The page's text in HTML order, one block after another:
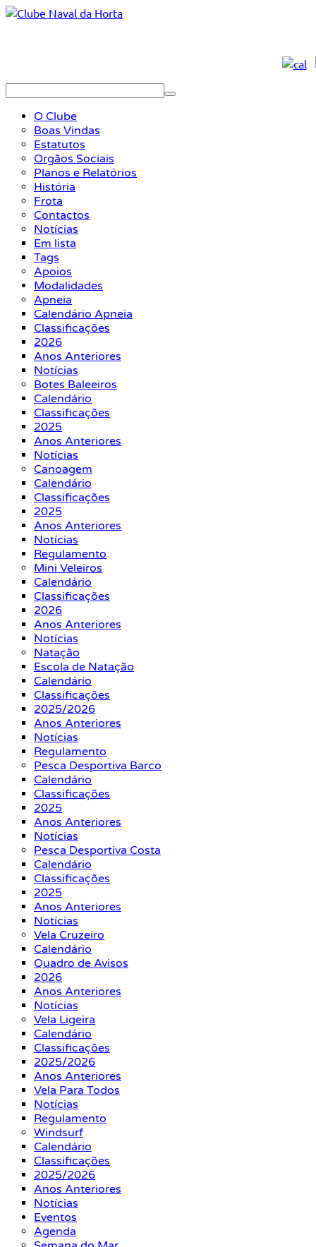
O Clube
Boas Vindas
Estatutos
Orgãos Sociais
Planos e Relatórios
História
Frota
Contactos
Notícias
Em lista
Tags
Apoios
Modalidades
Apneia
Calendário Apneia
Classificações
2026
Anos Anteriores
Notícias
Botes Baleeiros
Calendário
Classificações
2025
Anos Anteriores
Notícias
Canoagem
Calendário
Classificações
2025
Anos Anteriores
Notícias
Regulamento
Mini Veleiros
Calendário
Classificações
2026
Anos Anteriores
Notícias
Natação
Escola de Natação
Calendário
Classificações
2025/2026
Anos Anteriores
Notícias
Regulamento
Pesca Desportiva Barco
Calendário
Classificações
2025
Anos Anteriores
Notícias
Pesca Desportiva Costa
Calendário
Classificações
2025
Anos Anteriores
Notícias
Vela Cruzeiro
Calendário
Quadro de Avisos
2026
Anos Anteriores
Notícias
Vela Ligeira
Calendário
Classificações
2025/2026
Anos Anteriores
Vela Para Todos
Notícias
Regulamento
Windsurf
Calendário
Classificações
2025/2026
Anos Anteriores
Notícias
Eventos
Agenda